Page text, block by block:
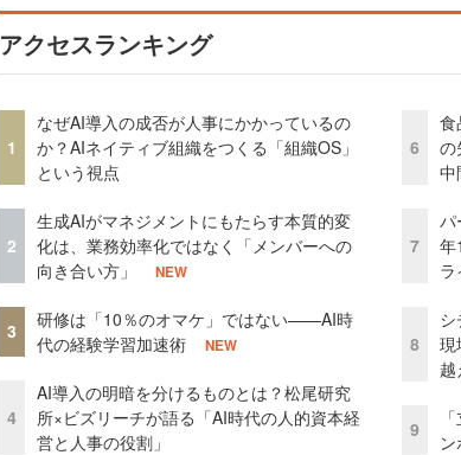
アクセスランキング
1
なぜAI導入の成否が人事にかかっているの
か？AIネイティブ組織をつくる「組織OS」
という視点
2
生成AIがマネジメントにもたらす本質的変
化は、業務効率化ではなく「メンバーへの
向き合い方」
NEW
3
研修は「10％のオマケ」ではない——AI時
代の経験学習加速術
NEW
4
AI導入の明暗を分けるものとは？松尾研究
所×ビズリーチが語る「AI時代の人的資本経
営と人事の役割」
6
食
の
中
7
パ
年
8
現
9